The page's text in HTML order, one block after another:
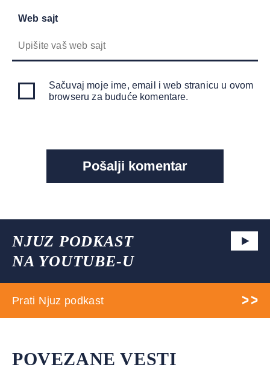
Web sajt
Sačuvaj moje ime, email i web stranicu u ovom
browseru za buduće komentare.
NJUZ PODKAST
NA YOUTUBE-U
Prati Njuz podkast
POVEZANE VESTI